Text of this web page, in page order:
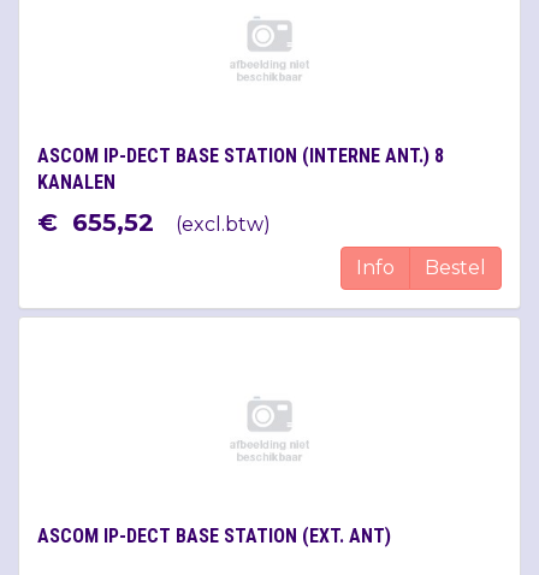
ASCOM IP-DECT BASE STATION (INTERNE ANT.) 8
KANALEN
€ 655,52 (excl.btw)
Info
Bestel
ASCOM IP-DECT BASE STATION (EXT. ANT)